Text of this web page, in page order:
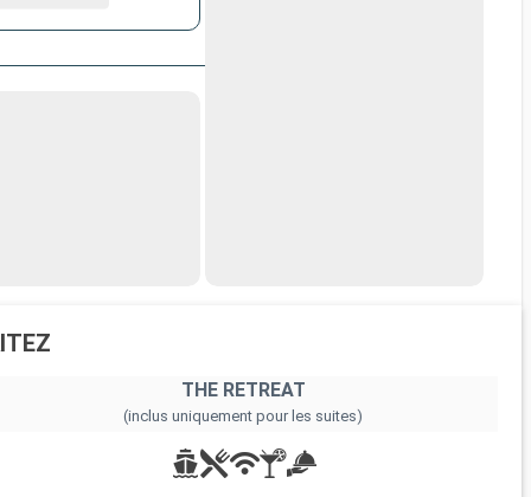
THE RETREAT
(inclus uniquement pour les suites)